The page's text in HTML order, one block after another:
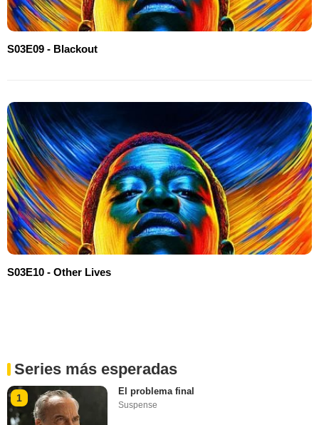
S03E09 - Blackout
S03E10 - Other Lives
Series más esperadas
1
El problema final
Suspense